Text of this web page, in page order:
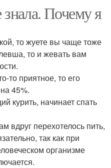
Почему я
то жуете вы чаще тоже
то и жевать вам
то приятное, то его
45%.
курить, начинает спать
вдруг перехотелось пить,
так как при
организме